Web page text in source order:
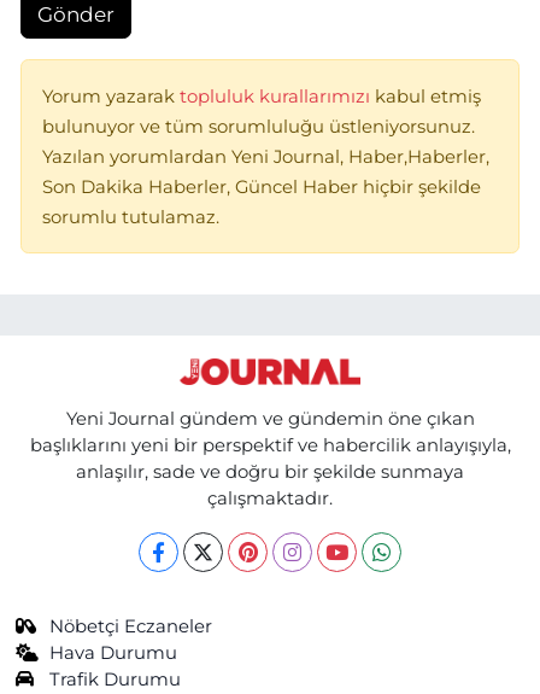
Gönder
Yorum yazarak topluluk kurallarımızı kabul etmiş
bulunuyor ve tüm sorumluluğu üstleniyorsunuz.
Yazılan yorumlardan Yeni Journal, Haber,Haberler,
Son Dakika Haberler, Güncel Haber hiçbir şekilde
sorumlu tutulamaz.
Yeni Journal gündem ve gündemin öne çıkan
başlıklarını yeni bir perspektif ve habercilik anlayışıyla,
anlaşılır, sade ve doğru bir şekilde sunmaya
çalışmaktadır.
Nöbetçi Eczaneler
Hava Durumu
Trafik Durumu